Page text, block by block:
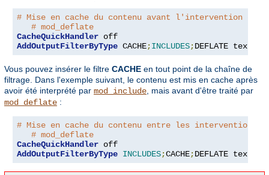
# Mise en cache du contenu avant l'intervention de
# mod_deflate
CacheQuickHandler
AddOutputFilterByType CACHE;INCLUDES;DEFLATE text
Vous pouvez insérer le filtre CACHE en tout point de la chaîne de
filtrage. Dans l'exemple suivant, le contenu est mis en cache après
avoir été interprété par mod_include , mais avant d'être traité par
mod_deflate :
# Mise en cache du contenu entre les interventions
# mod_deflate
CacheQuickHandler
AddOutputFilterByType INCLUDES;CACHE;DEFLATE text